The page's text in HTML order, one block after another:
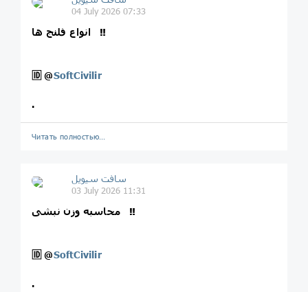
04 July 2026 07:33
انواع فلنج ها ‼️
🆔@SoftCivilir
.
Читать полностью…
سافت سیویل
03 July 2026 11:31
محاسبه وزن نبشی ‼️
🆔@SoftCivilir
.